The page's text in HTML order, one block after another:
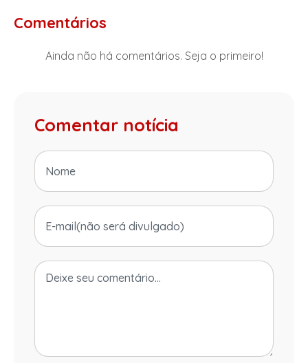
Comentários
Ainda não há comentários. Seja o primeiro!
Comentar notícia